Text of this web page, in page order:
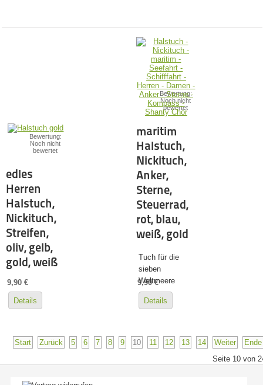
Bewertung:
Noch nicht
bewertet
edles
Herren
Halstuch,
Nickituch,
Streifen,
oliv, gelb,
gold, weiß
9,90 €
Details
Bewertung:
Noch nicht
bewertet
maritim
Halstuch,
Nickituch,
Anker,
Sterne,
Steuerrad,
rot, blau,
weiß, gold
Tuch für die
sieben
Weltmeere
9,90 €
Details
Start Zurück 5 6 7 8 9 10 11 12 13 14 Weiter
Ende
Seite 10 von